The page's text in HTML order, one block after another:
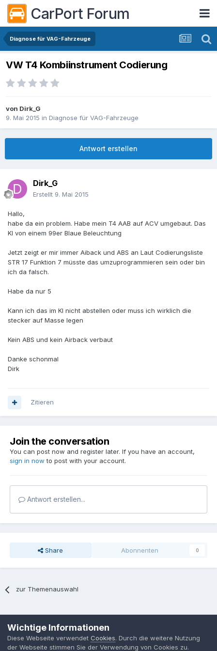
CarPort Forum
Diagnose für VAG-Fahrzeuge
VW T4 Kombiinstrument Codierung
von Dirk_G
9. Mai 2015 in Diagnose für VAG-Fahrzeuge
Antwort erstellen
Dirk_G
Erstellt 9. Mai 2015
Hallo,
habe da ein problem. Habe mein T4 AAB auf ACV umgebaut. Das
KI von einem 99er Blaue Beleuchtung
Jetzt zeigt er mir immer Aiback und ABS an Laut Codierungsliste
STR 17 Funktion 7 müsste das umzuprogrammieren sein oder bin
ich da falsch.
Habe da nur 5
Kann ich das im KI nicht abstellen oder muss ich wirklich die
stecker auf Masse legen
Kein ABS und kein Airback verbaut
Danke schonmal
Dirk
Zitieren
Join the conversation
You can post now and register later. If you have an account,
sign in now to post with your account.
Antwort erstellen...
Share Abonnenten 0
zur Themenauswahl
MPP-Engineering
Powered by Invision Community
Wichtige Informationen
Diese Webseite verwendet Cookies. Durch die weitere Nutzung
der Webseite stimmen Sie der Verwendung von Cookies zu.